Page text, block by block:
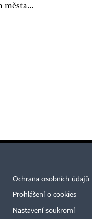
města...
Ochrana osobních údajů
Prohlášení o cookies
Nastavení soukromí